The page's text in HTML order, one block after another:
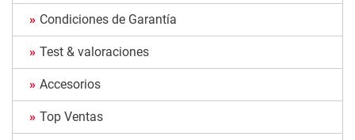
Condiciones de Garantía
Test & valoraciones
Accesorios
Top Ventas